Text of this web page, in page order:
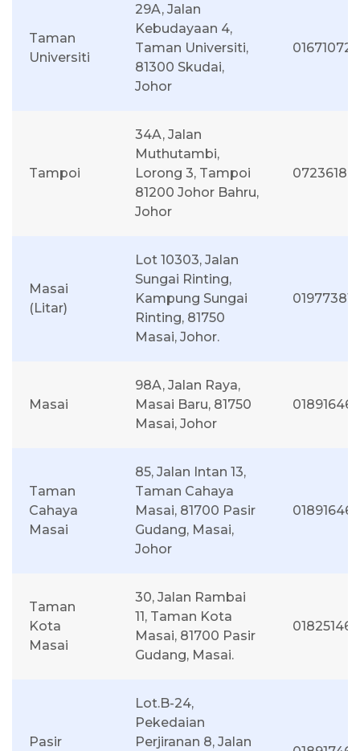
Taman
Universiti
29A, Jalan
Kebudayaan 4,
Taman Universiti,
81300 Skudai,
Johor
Tampoi
34A, Jalan
Muthutambi,
Lorong 3, Tampoi
81200 Johor Bahru,
Johor
072361881
Masai
(Litar)
Lot 10303, Jalan
Sungai Rinting,
Kampung Sungai
Rinting, 81750
Masai, Johor.
Masai
98A, Jalan Raya,
Masai Baru, 81750
Masai, Johor
Taman
Cahaya
Masai
85, Jalan Intan 13,
Taman Cahaya
Masai, 81700 Pasir
Gudang, Masai,
Johor
Taman
Kota
Masai
30, Jalan Rambai
11, Taman Kota
Masai, 81700 Pasir
Gudang, Masai.
Pasir
Lot.B-24,
Pekedaian
Perjiranan 8, Jalan